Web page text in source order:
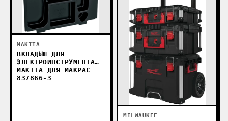
MAKITA
ВКЛАДЫШ ДЛЯ
ЭЛЕКТРОИНСТРУМЕНТА
MAKITA ДЛЯ MAKPAC
837866-3
MILWAUKEE